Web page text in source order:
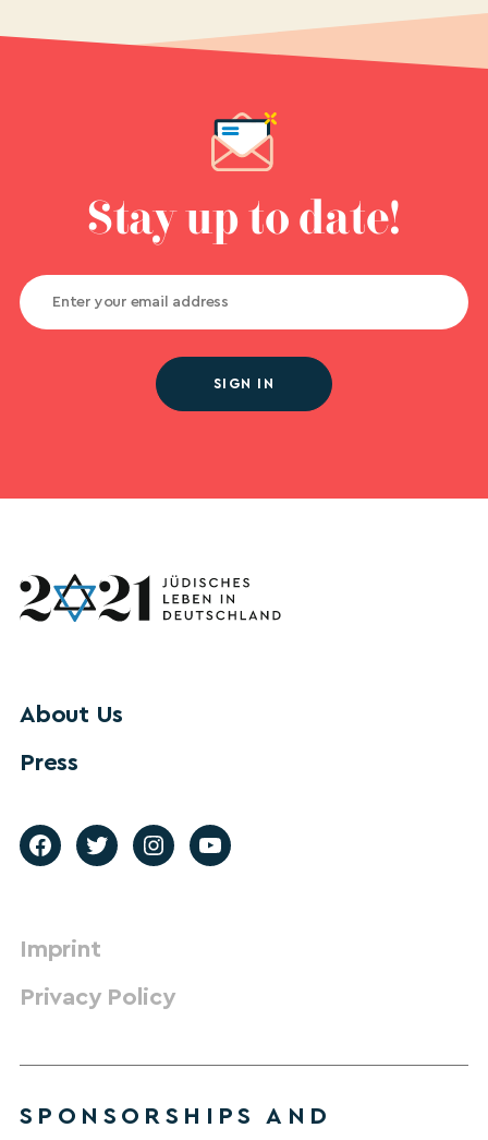
Stay up to date!
SIGN IN
About Us
Press
Imprint
Privacy Policy
SPONSORSHIPS AND